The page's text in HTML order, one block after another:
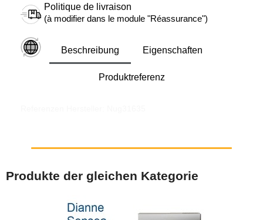
Politique de livraison
(à modifier dans le module "Réassurance")
Beschreibung Eigenschaften
Produktreferenz
Produkte der gleichen Kategorie